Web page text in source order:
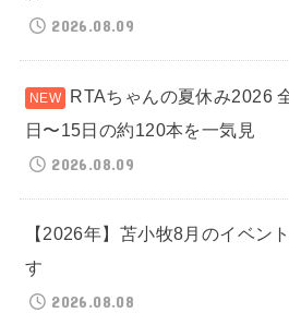
2026.08.09
RTAちゃんの夏休み2026
日〜15日の約120本を一気見
2026.08.09
【2026年】苫小牧8月のイベン
す
2026.08.08